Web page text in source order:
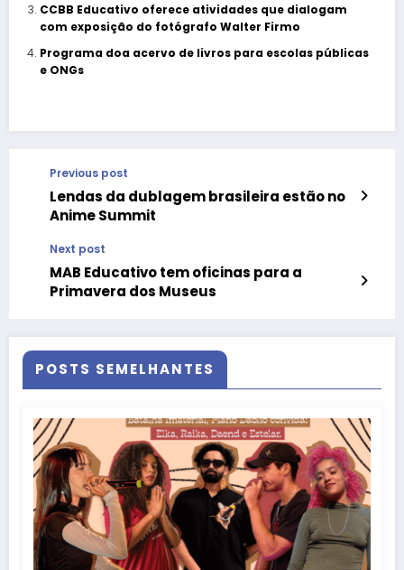
CCBB Educativo oferece atividades que dialogam
com exposição do fotógrafo Walter Firmo
Programa doa acervo de livros para escolas públicas
e ONGs
Previous post
Lendas da dublagem brasileira estão no
Anime Summit
Next post
MAB Educativo tem oficinas para a
Primavera dos Museus
POSTS SEMELHANTES